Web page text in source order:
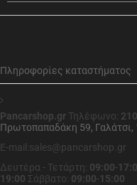
Πληροφορίες καταστήματος
Pancarshop.gr Τηλέφωνο:
Πρωτοπαπαδάκη 59, Γαλάτσι,
E-mail:sales@pancarshop.gr
Δευτέρα - Τετάρτη: 09:00-
19:00 Σάββατο: 09:00-15:00